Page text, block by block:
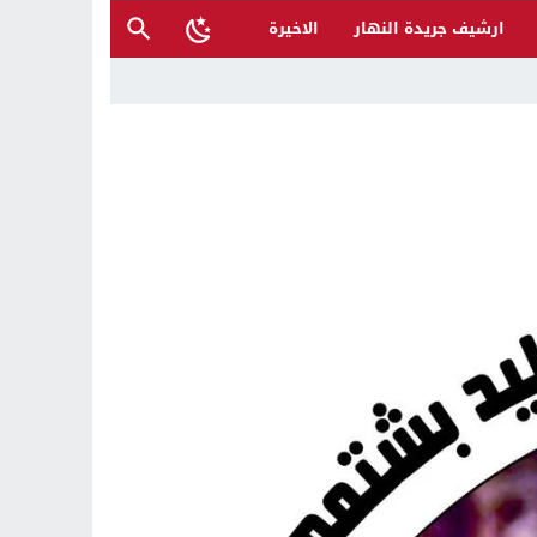
ارشيف جريدة النهار
الاخيرة
محمد صلى الله عليه وعلى آله
القصب… | د.عزيزجبر الساعدي